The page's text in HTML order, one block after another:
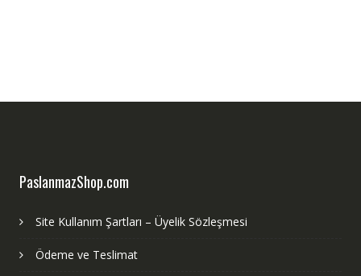
PaslanmazShop.com
Site Kullanım Şartları – Üyelik Sözleşmesi
Ödeme ve Teslimat